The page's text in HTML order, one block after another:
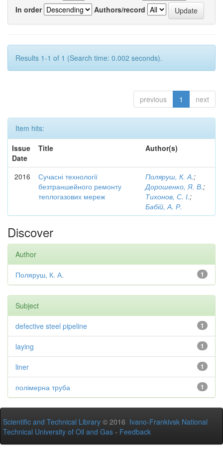
In order
Authors/record
Results 1-1 of 1 (Search time: 0.002 seconds).
previous 1 next
Item hits:
Issue
Date
Title Author(s)
2016
Сучасні технології
безтраншейного ремонту
теплогазових мереж
Поляруш, К. А.;
Дорошенко, Я. В.;
Тихонов, С. І.;
Бабій, А. Р.
Discover
Author
1
Поляруш, К. А.
Subject
1
defective steel pipeline
1
laying
1
liner
1
полімерна труба
Scientific and Technical Library © 2016 Ivano-Frankivsk National
Technical University of Oil and Gas - Feedback